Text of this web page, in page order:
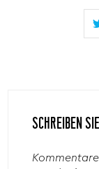
SCHREIBEN